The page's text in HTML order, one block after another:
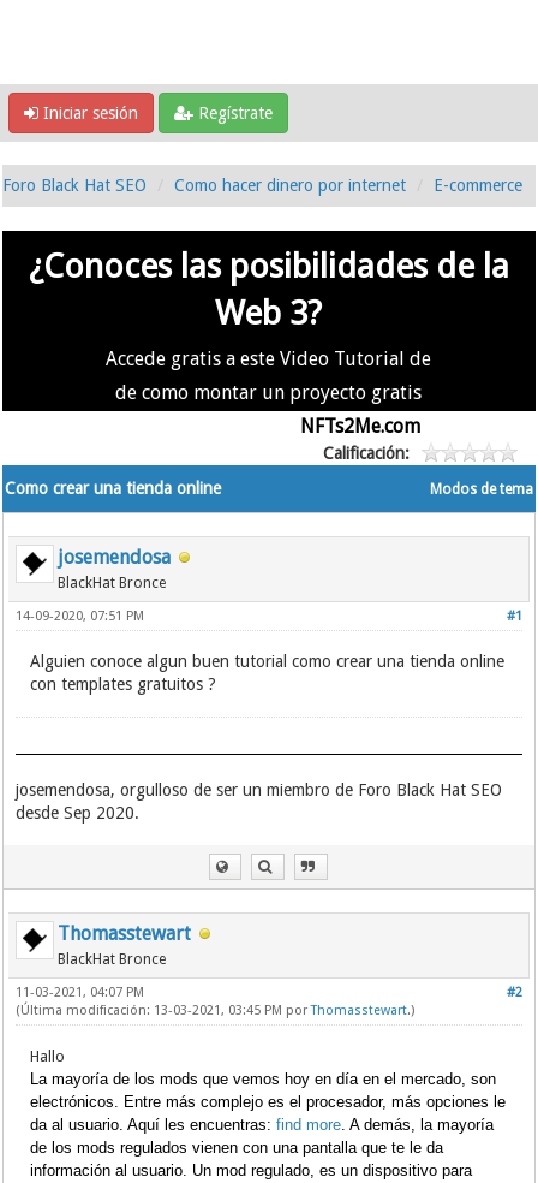
Iniciar sesión Regístrate
Foro Black Hat SEO Como hacer dinero por internet E-commerce
¿Conoces las posibilidades de la
Web 3?
Accede gratis a este Video Tutorial de
de como montar un proyecto gratis
NFTs2Me.com
Calificación:
Modos de tema
Como crear una tienda online
josemendosa
BlackHat Bronce
#1
14-09-2020, 07:51 PM
Alguien conoce algun buen tutorial como crear una tienda online
con templates gratuitos ?
josemendosa, orgulloso de ser un miembro de Foro Black Hat SEO
desde Sep 2020.
Thomasstewart
BlackHat Bronce
#2
11-03-2021, 04:07 PM
(Última modificación: 13-03-2021, 03:45 PM porThomasstewart.)
Hallo
La mayoría de los mods que vemos hoy en día en el mercado, son
electrónicos. Entre más complejo es el procesador, más opciones le
da al usuario. Aquí les encuentras:find more. A demás, la mayoría
de los mods regulados vienen con una pantalla que te le da
información al usuario. Un mod regulado, es un dispositivo para